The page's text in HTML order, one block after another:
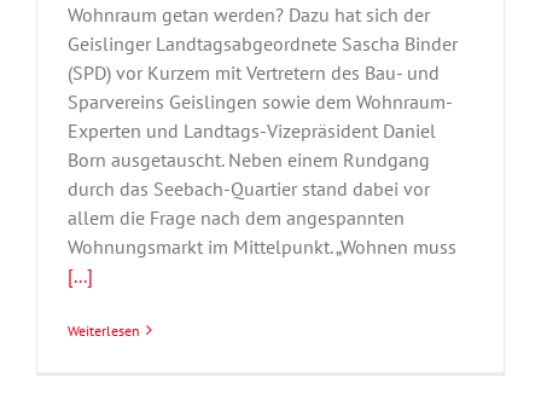
Wohnraum getan werden? Dazu hat sich der
Geislinger Landtagsabgeordnete Sascha Binder
(SPD) vor Kurzem mit Vertretern des Bau- und
Sparvereins Geislingen sowie dem Wohnraum-
Experten und Landtags-Vizepräsident Daniel
Born ausgetauscht. Neben einem Rundgang
durch das Seebach-Quartier stand dabei vor
allem die Frage nach dem angespannten
Wohnungsmarkt im Mittelpunkt. „Wohnen muss
[...]
Weiterlesen